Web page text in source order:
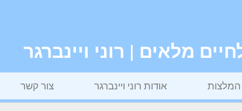
מלאים | רוני ויינברגר
המלצות אודות רוני ויינברגר צור קשר